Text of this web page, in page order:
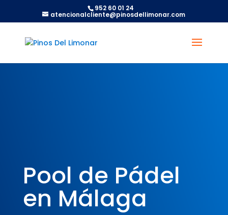
952 60 01 24
atencionalcliente@pinosdellimonar.com
Pool de Pádel
en Málaga